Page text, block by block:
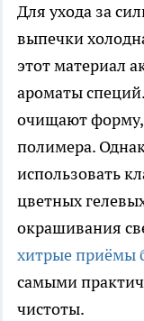
Для ухода за
выпечки
этот материал
ароматы
очищают форму,
полимера.
использовать
цветных
окрашивания
хитрые приёмы
самыми
чистоты.